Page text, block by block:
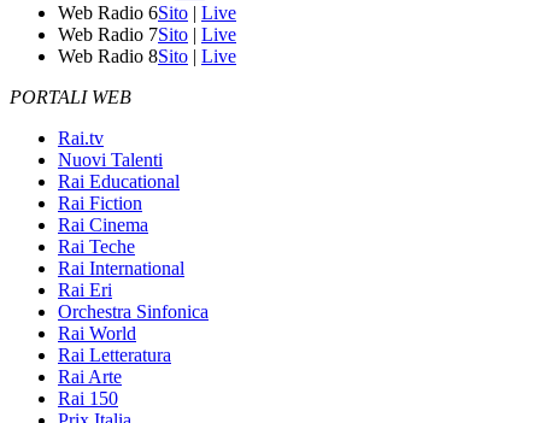
Web Radio 6Sito | Live
Web Radio 7Sito | Live
Web Radio 8Sito | Live
PORTALI WEB
Rai.tv
Nuovi Talenti
Rai Educational
Rai Fiction
Rai Cinema
Rai Teche
Rai International
Rai Eri
Orchestra Sinfonica
Rai World
Rai Letteratura
Rai Arte
Rai 150